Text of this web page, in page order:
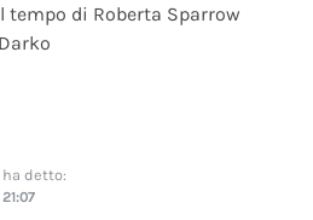
tempo di Roberta Sparrow
ha detto: